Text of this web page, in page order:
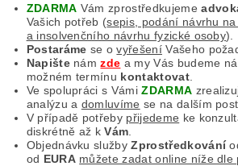
ZDARMA Vám zprostředkujeme
Vašich potřeb (sepis, podání návrhu
a insolvenčního návrhu fyzické osoby).
Postaráme se ovyřešeníVašeho
Napištenámzde a my Vás budeme
možném termínu kontaktovat.
Ve spolupráci s VámiZDARMA
analýzu a domluvíme se na dalším
V případě potřeby přijedeme ke
diskrétně až kVám
Objednávku službyZprostředkování
od EURA můžete zadat online níže dle